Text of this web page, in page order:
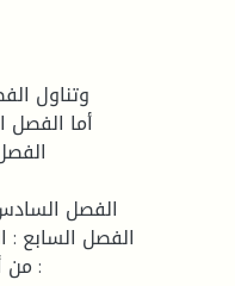
وتناول
أما الفصل
الفصل
الفصل السابع :
من